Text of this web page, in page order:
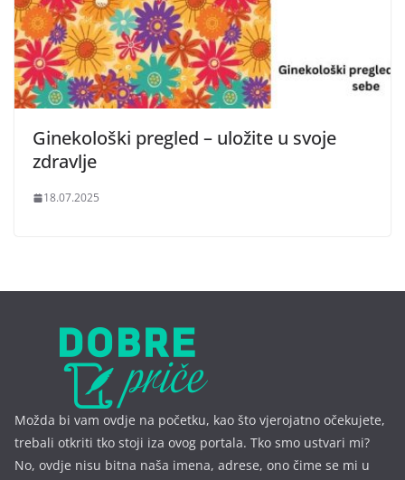
Ginekološki pregled – uložite u svoje
zdravlje
18.07.2025
Možda bi vam ovdje na početku, kao što vjerojatno očekujete,
trebali otkriti tko stoji iza ovog portala. Tko smo ustvari mi?
No, ovdje nisu bitna naša imena, adrese, ono čime se mi u